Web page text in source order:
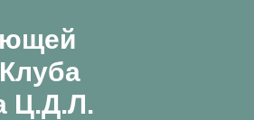
Ц.Д.Л.